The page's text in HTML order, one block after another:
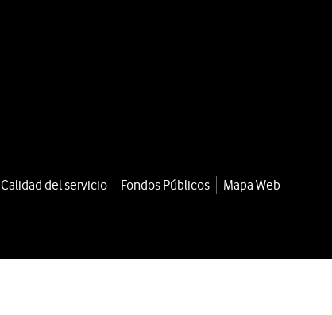
Calidad del servicio Fondos Públicos
Mapa Web